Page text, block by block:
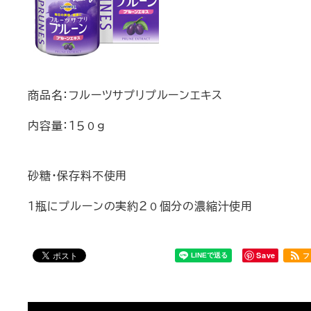
商品名：フルーツサプリプルーンエキス
内容量：１５０ｇ
砂糖・保存料不使用
１瓶にプルーンの実約２０個分の濃縮汁使用
Save